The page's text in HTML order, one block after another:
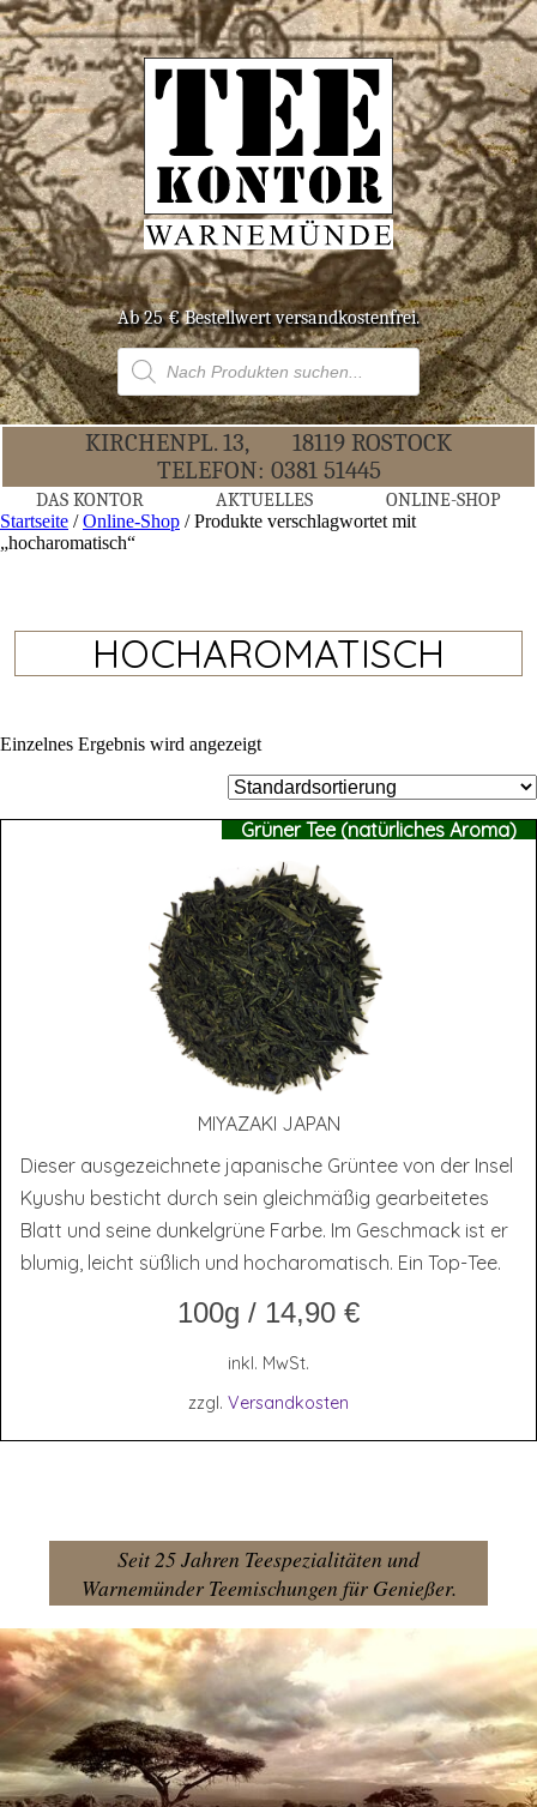
Ab 25 € Bestell­wert versandkostenfrei.
Products
search
KIR­CHEN­PL. 13,
18119 ROS­TOCK
TELE­FON: 0381 51445
DAS KON­TOR AKTU­EL­LES ONLINE-SHOP
Startseite /Online-Shop / Produkte verschlagwortet mit
„hocharomatisch“
HOCHAROMATISCH
Einzelnes Ergebnis wird angezeigt
Grüner Tee (natürliches Aroma)
MIYA­ZA­KI JAPAN
Dieser ausgezeichnete japanische Grüntee von der Insel
Kyushu besticht durch sein gleichmäßig gearbeitetes
Blatt und seine dunkelgrüne Farbe. Im Geschmack ist er
blumig, leicht süßlich und hocharomatisch. Ein Top-Tee.
100g / 14,90 €
inkl. MwSt.
zzgl. Versandkosten
Seit 25 Jahren Teespezialitäten und
Warnemünder Teemischungen für Genießer.